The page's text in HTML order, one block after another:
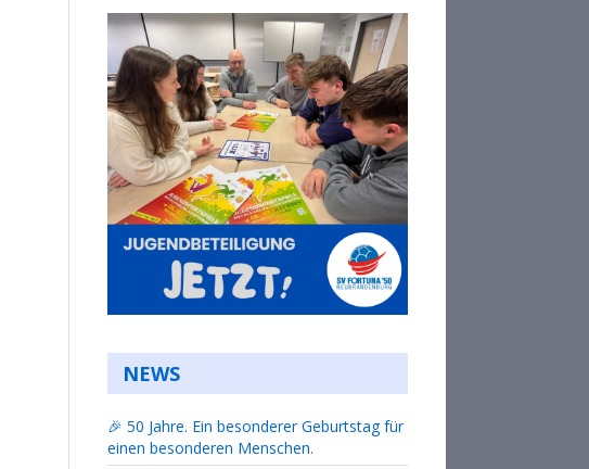
NEWS
🎉 50 Jahre. Ein besonderer Geburtstag für
einen besonderen Menschen.